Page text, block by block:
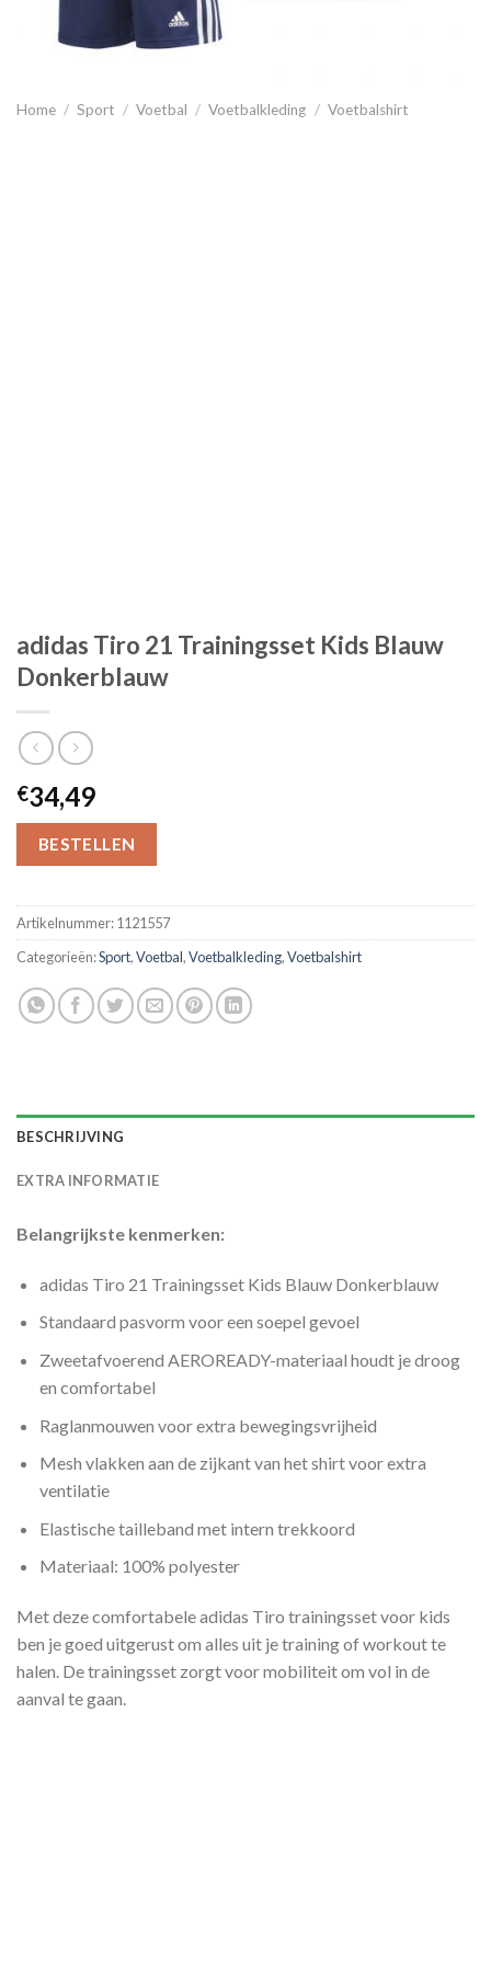
Home / Sport / Voetbal / Voetbalkleding / Voetbalshirt
adidas Tiro 21 Trainingsset Kids Blauw
Donkerblauw
€34,49
BESTELLEN
Artikelnummer:1121557
Categorieën:Sport,Voetbal,Voetbalkleding,Voetbalshirt
BESCHRIJVING
EXTRA INFORMATIE
Belangrijkste kenmerken:
adidas Tiro 21 Trainingsset Kids Blauw Donkerblauw
Standaard pasvorm voor een soepel gevoel
Zweetafvoerend AEROREADY-materiaal houdt je droog
en comfortabel
Raglanmouwen voor extra bewegingsvrijheid
Mesh vlakken aan de zijkant van het shirt voor extra
ventilatie
Elastische tailleband met intern trekkoord
Materiaal: 100% polyester
Met deze comfortabele adidas Tiro trainingsset voor kids
ben je goed uitgerust om alles uit je training of workout te
halen. De trainingsset zorgt voor mobiliteit om vol in de
aanval te gaan.